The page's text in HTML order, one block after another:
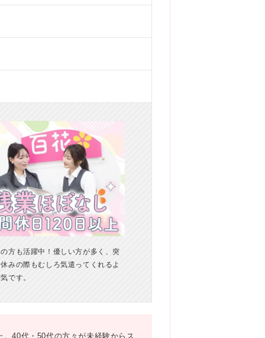
方も活躍中！優しい方が多く、突
みの際もむしろ気遣ってくれるよ
です。
。40代・50代の方々が未経験からス